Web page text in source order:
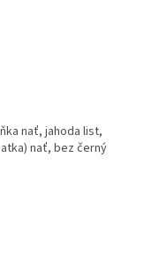
nať, jahoda list,
nať, bez černý